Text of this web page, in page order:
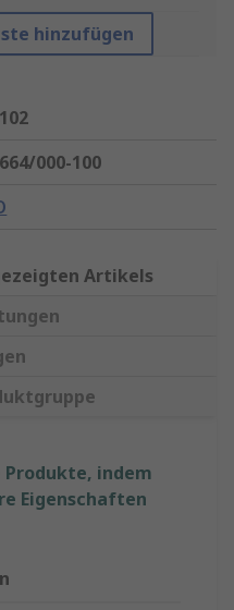
hinzufügen
000-100
Artikels
Produkte, indem
Eigenschaften